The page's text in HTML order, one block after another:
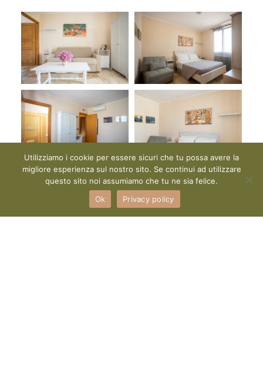
Utilizziamo i cookie per essere sicuri che tu possa avere la
migliore esperienza sul nostro sito. Se continui ad utilizzare
questo sito noi assumiamo che tu ne sia felice.
Ok
Privacy policy